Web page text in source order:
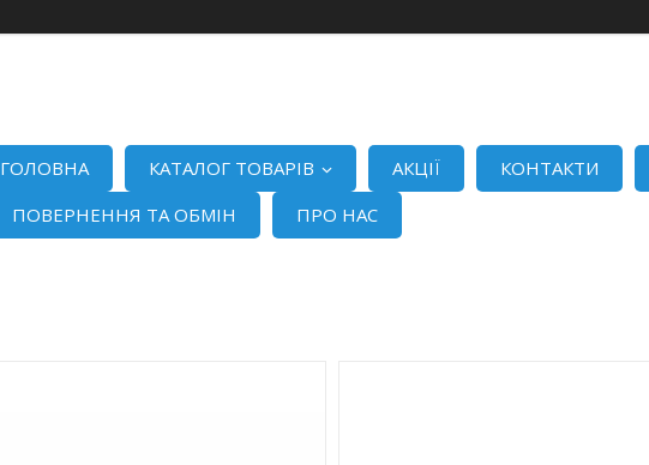
ГОЛОВНА КАТАЛОГ ТОВАРІВ АКЦІЇ КОНТАКТИ
ПОВЕРНЕННЯ ТА ОБМІН
ПРО НАС